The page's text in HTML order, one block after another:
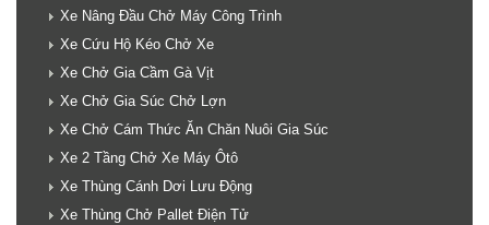
Xe Nâng Đầu Chở Máy Công Trình
Xe Cứu Hộ Kéo Chở Xe
Xe Chở Gia Cầm Gà Vịt
Xe Chở Gia Súc Chở Lợn
Xe Chở Cám Thức Ăn Chăn Nuôi Gia Súc
Xe 2 Tầng Chở Xe Máy Ôtô
Xe Thùng Cánh Dơi Lưu Động
Xe Thùng Chở Pallet Điện Tử